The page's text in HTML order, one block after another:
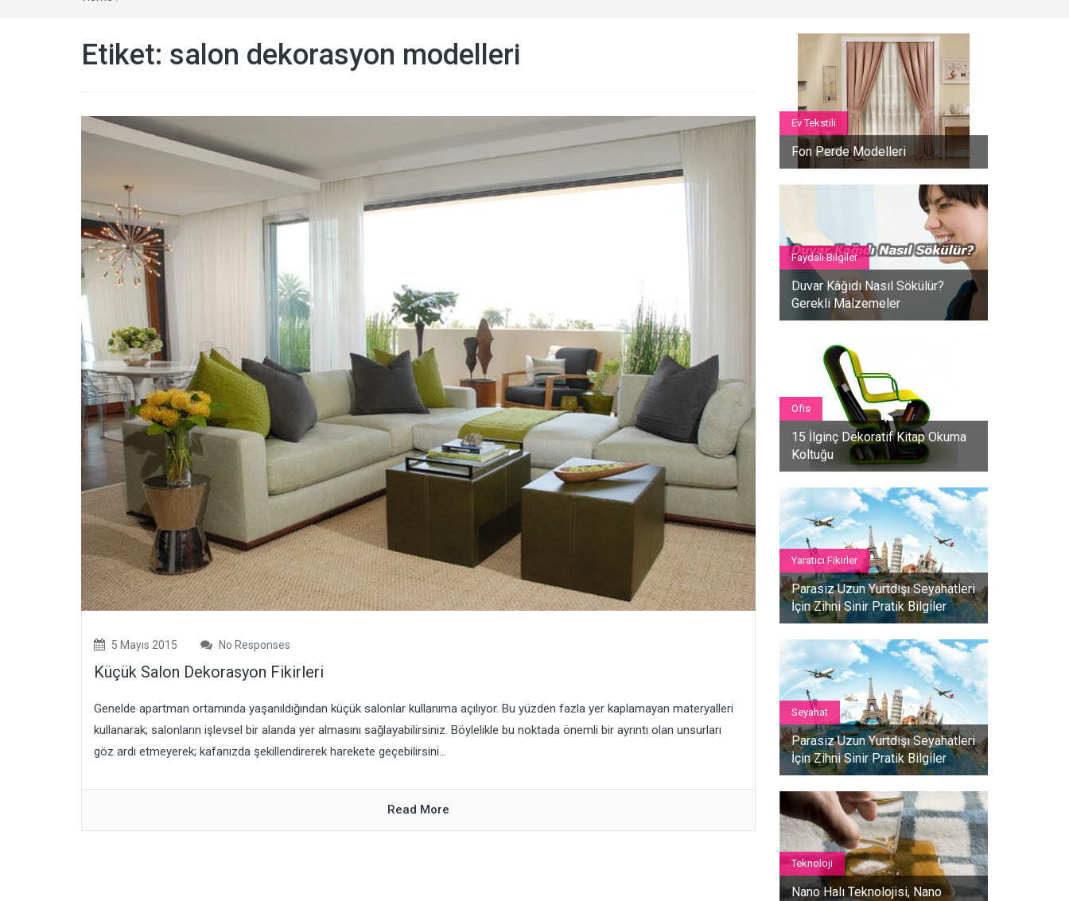
Etiket: salon dekorasyon modelleri
5 Mayıs 2015 No Responses
Küçük Salon Dekorasyon Fikirleri
Genelde apartman ortamında yaşanıldığından küçük salonlar kullanıma açılıyor. Bu yüzden fazla yer kaplamayan materyalleri
kullanarak; salonların işlevsel bir alanda yer almasını sağlayabilirsiniz. Böylelikle bu noktada önemli bir ayrıntı olan unsurları
göz ardı etmeyerek; kafanızda şekillendirerek harekete geçebilirsini...
Read More
Ev Tekstili
Fon Perde Modelleri
Faydalı Bilgiler
Duvar Kâğıdı Nasıl Sökülür?
Gerekli Malzemeler
Ofis
15 İlginç Dekoratif Kitap Okuma
Koltuğu
Yaratıcı Fikirler
Parasız Uzun Yurtdışı Seyahatleri
İçin Zihni Sinir Pratik Bilgiler
Seyahat
Parasız Uzun Yurtdışı Seyahatleri
İçin Zihni Sinir Pratik Bilgiler
Teknoloji
Nano Halı Teknolojisi, Nano